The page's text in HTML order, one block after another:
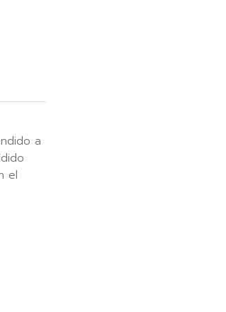
a
el